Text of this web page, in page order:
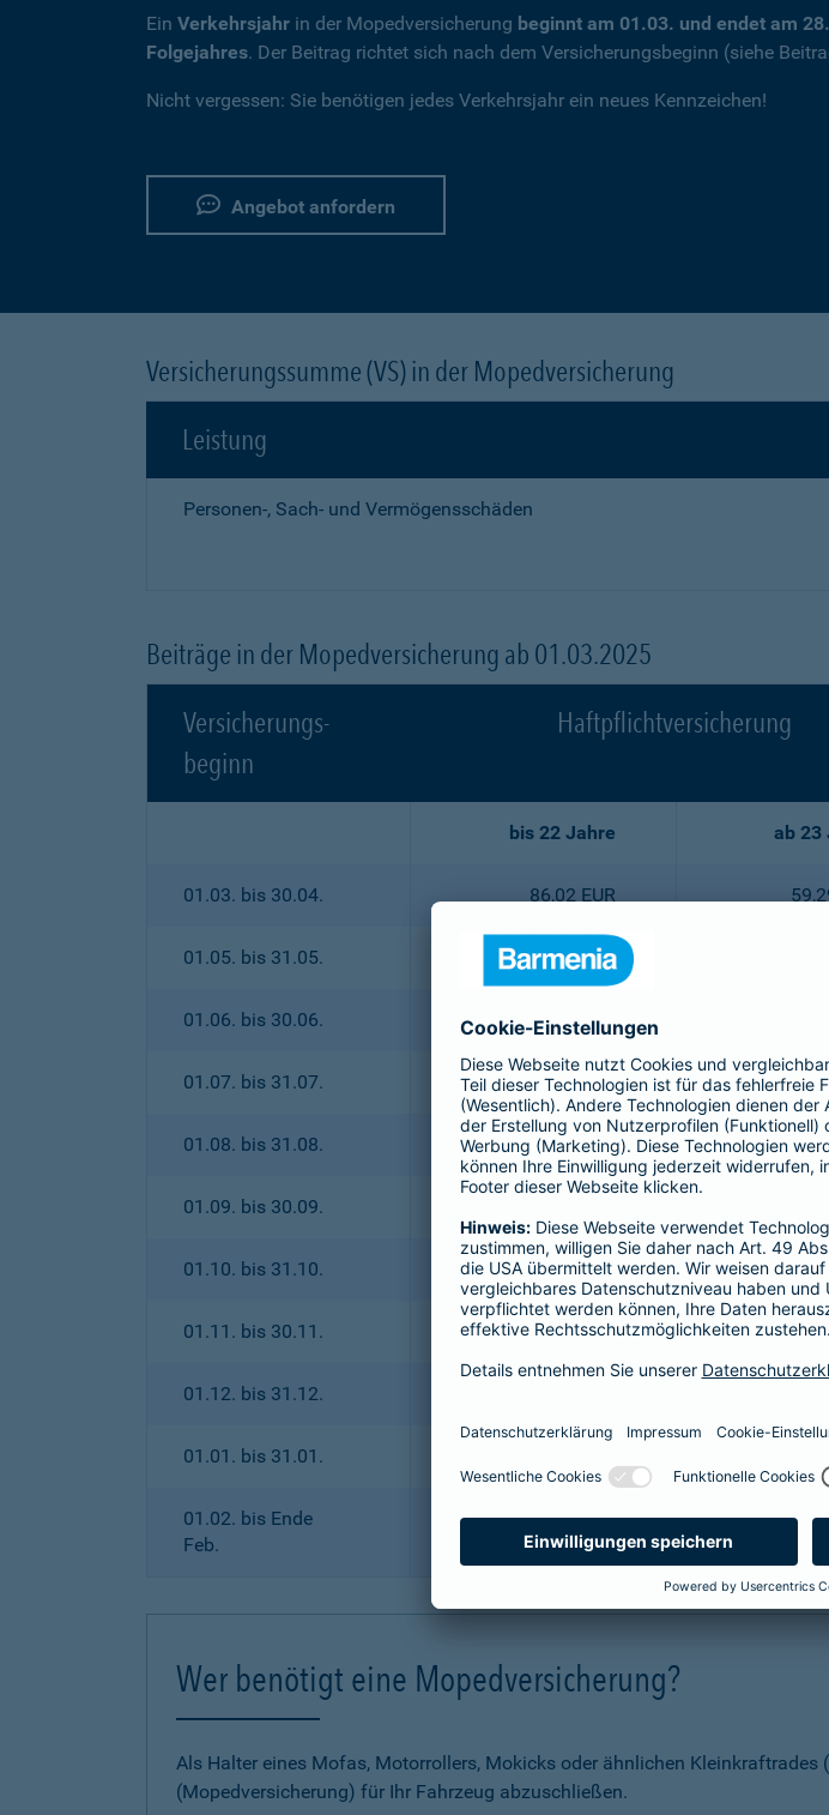
Ein Verkehrsjahr in der Mopedversicherung beginnt am 01.03. und endet am
Folgejahres. Der Beitrag richtet sich nach dem Versicherungsbeginn (siehe
Nicht vergessen: Sie benötigen jedes Verkehrsjahr ein neues Kennzeichen!
Angebot anfordern
Versicherungssumme (VS) in der Mopedversicherung
Leistung
Personen-, Sach- und Vermögensschäden
Beiträge in der Mopedversicherung ab 01.03.2025
Versicherungs-
beginn
Haftpflichtversicherung
bis 22 Jahre ab 23
01.03. bis 30.04. 86,02 EUR
01.05. bis 31.05. 77,44 EUR
01.06. bis 30.06. 68,75 EUR
01.07. bis 31.07. 64,46 EUR
01.08. bis 31.08. 60,17 EUR
01.09. bis 30.09.
01.10. bis 31.10. 43,01 EUR
01.11. bis 30.11. 34,43 EUR
01.12. bis 31.12.
01.01. bis 31.01.
01.02. bis Ende
Feb.
12,87 EUR
Wer benötigt eine Mopedversicherung?
Als Halter eines Mofas, Motorrollers, Mokicks oder ähnlichen
(Mopedversicherung) für Ihr Fahrzeug abzuschließen.